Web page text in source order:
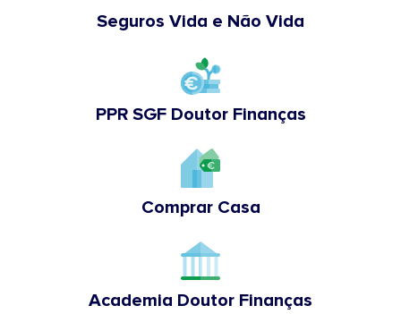
Seguros Vida e Não Vida
PPR SGF Doutor Finanças
Comprar Casa
Academia Doutor Finanças